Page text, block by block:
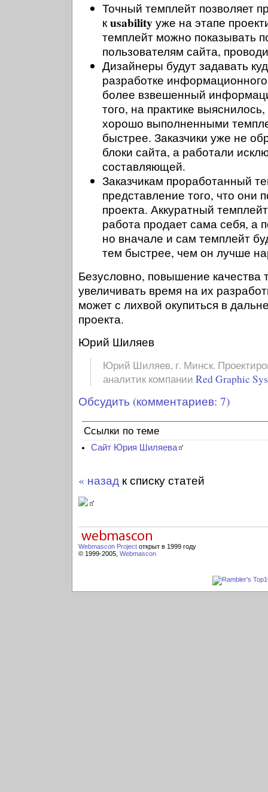
Точный темплейт позволяет
кusability уже на этапе
темплейт можно показывать
пользователям сайта,
Дизайнеры будут задавать
разработке
более взвешенный
того, на практике
хорошо выполненными
быстрее. Заказчики уже не
блоки сайта, а работали
составляющей.
Заказчикам проработанный
представление того, что они
проекта. Аккуратный
работа продает сама себя, а
но вначале и сам темплейт
тем быстрее, чем он лучше
Безусловно, повышение качества
увеличивать время на их
может с лихвой окупиться в
проекта.
Юрий Шиляев
Юрий Шиляев, г. Минск.
аналитик компании Red Graphic
Обсудить (комментариев: 7)
Ссылки по теме
Сайт Юрия Шиляева
« назад к списку статей
Webmascon Project открыт в 1999 году
© 1999-2005, Webmascon